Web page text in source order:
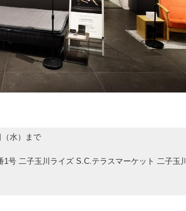
水）まで
号 二子玉川ライズ S.C.テラスマーケット 二子玉川